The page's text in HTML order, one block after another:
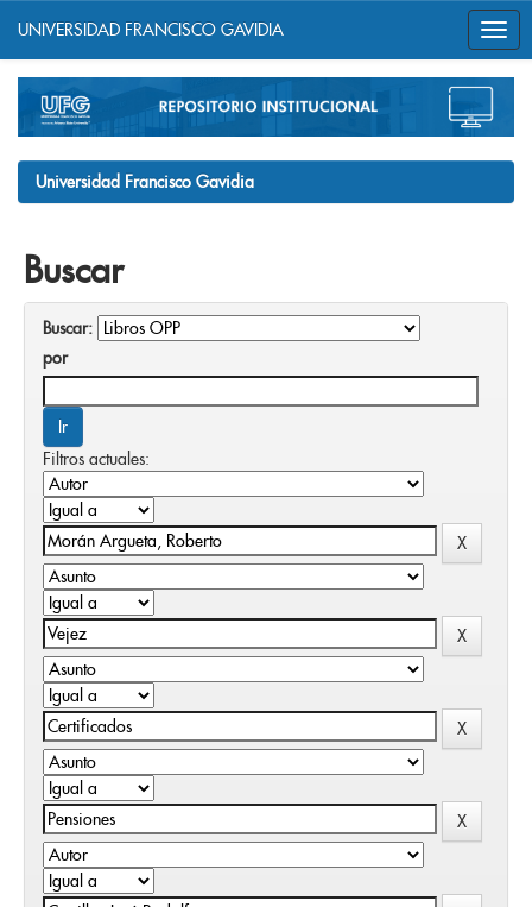
navigation
UNIVERSIDAD FRANCISCO GAVIDIA
Universidad Francisco Gavidia
Buscar
Buscar:
por
Filtros actuales: